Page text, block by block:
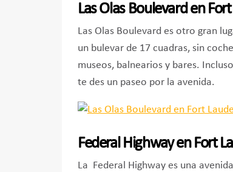
Las Olas Boulevard en
Las Olas Boulevard es otro gran
un bulevar de 17 cuadras, sin
museos, balnearios y bares.
te des un paseo por la avenida.
Federal Highway en Fort
La Federal Highway es una